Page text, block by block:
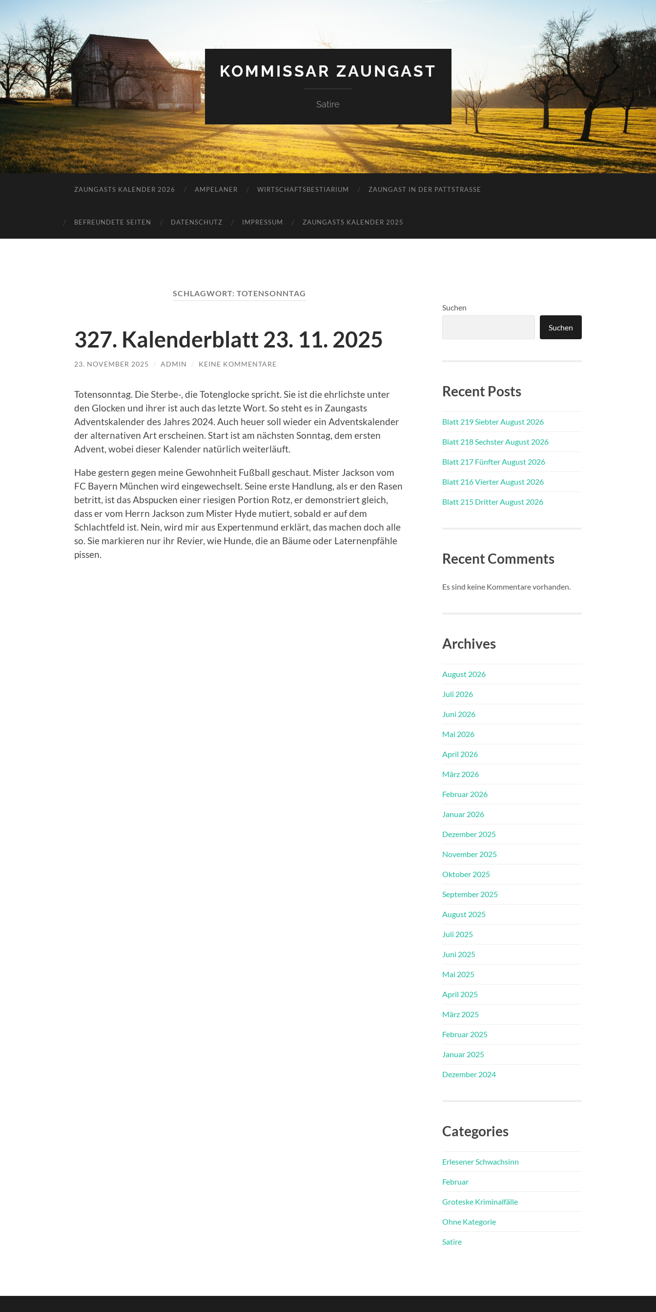
KOMMISSAR ZAUNGAST
Satire
ZAUNGASTS KALENDER 2026 AMPELANER WIRTSCHAFTSBESTIARIUM ZAUNGAST IN DER PATTSTRASSE
BEFREUNDETE SEITEN DATENSCHUTZ IMPRESSUM ZAUNGASTS KALENDER 2025
SCHLAGWORT: TOTENSONNTAG
327. Kalenderblatt 23. 11. 2025
23. NOVEMBER 2025 / ADMIN / KEINE KOMMENTARE
Totensonntag. Die Sterbe-, die Totenglocke spricht. Sie ist die ehrlichste unter
den Glocken und ihrer ist auch das letzte Wort. So steht es in Zaungasts
Adventskalender des Jahres 2024. Auch heuer soll wieder ein Adventskalender
der alternativen Art erscheinen. Start ist am nächsten Sonntag, dem ersten
Advent, wobei dieser Kalender natürlich weiterläuft.
Habe gestern gegen meine Gewohnheit Fußball geschaut. Mister Jackson vom
FC Bayern München wird eingewechselt. Seine erste Handlung, als er den Rasen
betritt, ist das Abspucken einer riesigen Portion Rotz, er demonstriert gleich,
dass er vom Herrn Jackson zum Mister Hyde mutiert, sobald er auf dem
Schlachtfeld ist. Nein, wird mir aus Expertenmund erklärt, das machen doch alle
so. Sie markieren nur ihr Revier, wie Hunde, die an Bäume oder Laternenpfähle
pissen.
Suchen
Suchen
Recent Posts
Blatt 219 Siebter August 2026
Blatt 218 Sechster August 2026
Blatt 217 Fünfter August 2026
Blatt 216 Vierter August 2026
Blatt 215 Dritter August 2026
Recent Comments
Es sind keine Kommentare vorhanden.
Archives
August 2026
Juli 2026
Juni 2026
Mai 2026
April 2026
März 2026
Februar 2026
Januar 2026
Dezember 2025
November 2025
Oktober 2025
September 2025
August 2025
Juli 2025
Juni 2025
Mai 2025
April 2025
März 2025
Februar 2025
Januar 2025
Dezember 2024
Categories
Erlesener Schwachsinn
Februar
Groteske Kriminalfälle
Ohne Kategorie
Satire